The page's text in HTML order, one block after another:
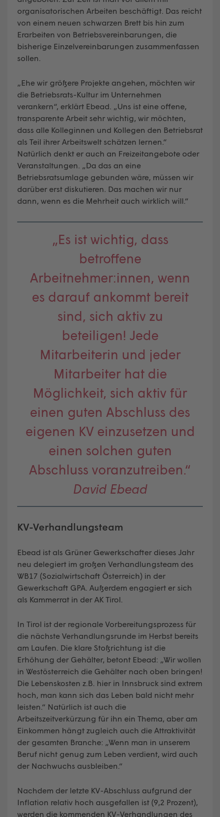
organisatorischen Arbeiten beschäftigt. Das reicht
von einem neuen schwarzen Brett bis hin zum
Erarbeiten von Betriebsvereinbarungen, die
bisherige Einzelvereinbarungen zusammenfassen
sollen.
„Ehe wir größere Projekte angehen, möchten wir
die Betriebsrats-Kultur im Unternehmen
verankern“, erklärt Ebead. „Uns ist eine offene,
transparente Arbeit sehr wichtig, wir möchten,
dass alle Kolleginnen und Kollegen den Betriebsrat
als Teil ihrer Arbeitswelt schätzen lernen.“
Natürlich denkt er auch an Freizeitangebote oder
Veranstaltungen. „Da das an eine
Betriebsratsumlage gebunden wäre, müssen wir
darüber erst diskutieren. Das machen wir nur
dann, wenn es die Mehrheit auch wirklich will.“
„Es ist wichtig, dass
betroffene
Arbeitnehmer:innen, wenn
es darauf ankommt bereit
sind, sich aktiv zu
beteiligen! Jede
Mitarbeiterin und jeder
Mitarbeiter hat die
Möglichkeit, sich aktiv für
einen guten Abschluss des
eigenen KV einzusetzen und
einen solchen guten
Abschluss voranzutreiben.“
David Ebead
KV-Verhandlungsteam
Ebead ist als Grüner Gewerkschafter dieses Jahr
neu delegiert im großen Verhandlungsteam des
WB17 (Sozialwirtschaft Österreich) in der
Gewerkschaft GPA. Außerdem engagiert er sich
als Kammerrat in der AK Tirol.
In Tirol ist der regionale Vorbereitungsprozess für
die nächste Verhandlungsrunde im Herbst bereits
am Laufen. Die klare Stoßrichtung ist die
Erhöhung der Gehälter, betont Ebead: „Wir wollen
in Westösterreich die Gehälter nach oben bringen!
Die Lebenskosten z.B. hier in Innsbruck sind extrem
hoch, man kann sich das Leben bald nicht mehr
leisten.“ Natürlich ist auch die
Arbeitszeitverkürzung für ihn ein Thema, aber am
Einkommen hängt zugleich auch die Attraktivität
der gesamten Branche: „Wenn man in unserem
Beruf nicht genug zum Leben verdient, wird auch
der Nachwuchs ausbleiben.“
Nachdem der letzte KV-Abschluss aufgrund der
Inflation relativ hoch ausgefallen ist (9,2 Prozent),
werden die kommenden KV-Verhandlungen des